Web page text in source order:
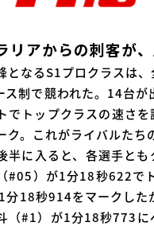
リアからの刺客が
となるS1プロクラスは
ス制で競われた。14台
でトップクラスの速さ
ク。これがライバルたち
半に入ると、各選手と
#05）が1分18秒622で
分18秒914をマークした
（#1）が1分18秒773に